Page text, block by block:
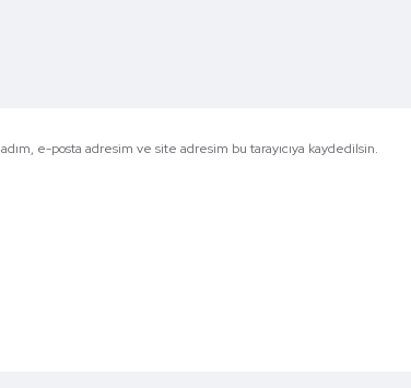
e-posta adresim ve site adresim bu tarayıcıya kaydedilsin.